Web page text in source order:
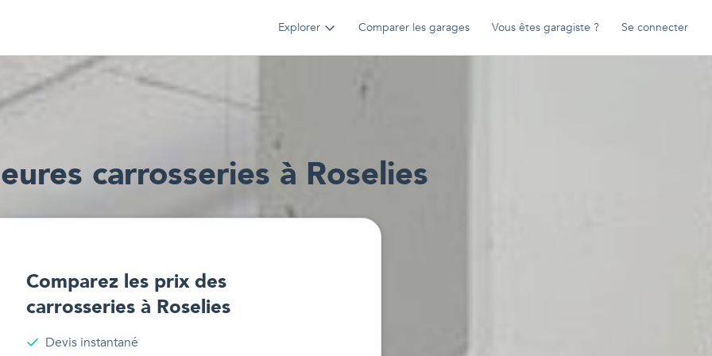
Explorer Comparer les garages Vous êtes garagiste ? Se connecter
es carrosseries à Roselies
Comparez les prix des
carrosseries à Roselies
Devis instantané